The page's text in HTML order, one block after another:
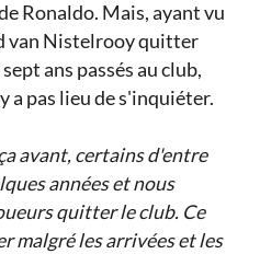
Ronaldo. Mais, ayant vu
van Nistelrooy quitter
ans passés au club,
a pas lieu de s'inquiéter.
avant, certains d'entre
années et nous
quitter le club. Ce
malgré les arrivées et les